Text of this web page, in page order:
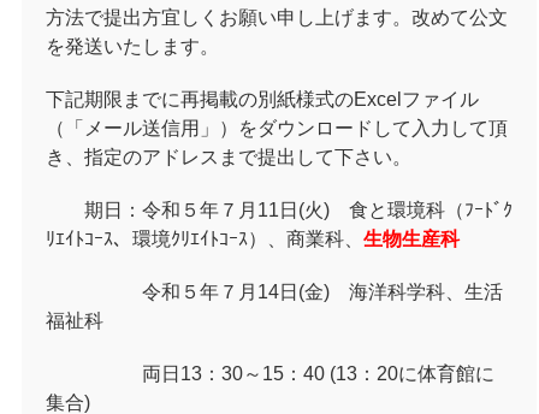
方法で提出方宜しくお願い申し上げます。改めて公文
を発送いたします。
下記期限までに再掲載の別紙様式のExcelファイル
（「メール送信用」）をダウンロードして入力して頂
き、指定のアドレスまで提出して下さい。
期日：令和５年７月11日(火) 食と環境科（ﾌｰﾄﾞｸ
ﾘｴｲﾄｺｰｽ、環境ｸﾘｴｲﾄｺｰｽ）、商業科、 生物生産科
令和５年７月14日(金) 海洋科学科、生活
福祉科
両日13：30～15：40 (13：20に体育館に
集合)